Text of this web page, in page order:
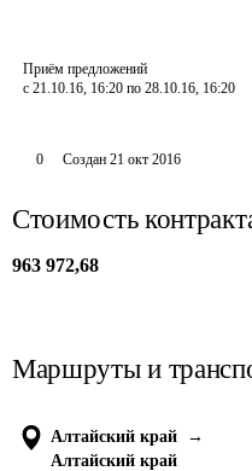
Приём предложений
с 21.10.16, 16:20 по 28.10.16, 16:20
0 Создан 21 окт 2016
Стоимость
963 972,68
Маршруты и
Алтайский край
→
Алтайский край